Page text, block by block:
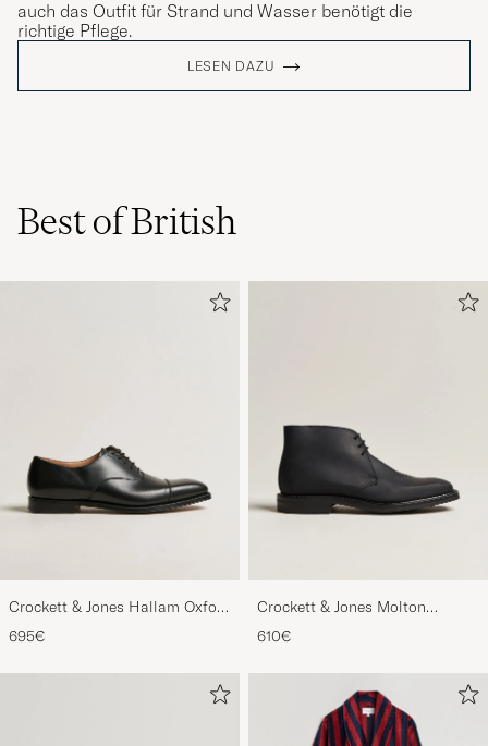
auch das Outfit für Strand und Wasser benötigt die
richtige Pflege.
LESEN DAZU
Best of British
Crockett & Jones Hallam Oxford
Black Calf
695€
Crockett & Jones Molton
Chukka Black Rough-Out Suede
610€